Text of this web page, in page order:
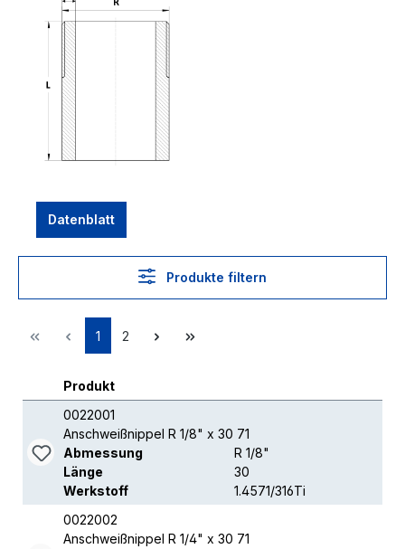
Datenblatt
Produkte filtern
1 2
Produkt
0022001
Anschweißnippel R 1/8" x 30 71
Abmessung
R 1/8"
Länge
30
Werkstoff
1.4571/316Ti
0022002
Anschweißnippel R 1/4" x 30 71